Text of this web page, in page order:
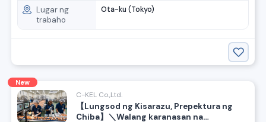
Lugar ng
trabaho
Ota-ku (Tokyo)
New
C-KEL Co.,Ltd.
【Lungsod ng Kisarazu, Prepektura ng
Chiba】＼Walang karanasan na